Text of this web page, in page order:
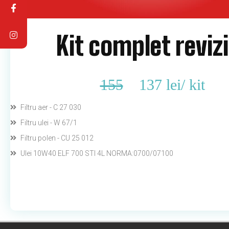
Kit complet
155 137 lei/ kit
Filtru aer - C 27 030
Filtru ulei - W 67/1
Filtru polen - CU 25 012
Ulei 10W40 ELF 700 STI 4L NORMA:0700/07100